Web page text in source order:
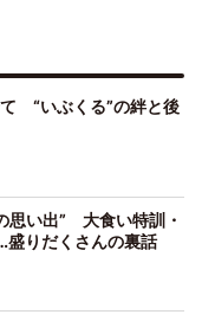
“いぶくる”の絆と後
思い出” 大食い特訓・
盛りだくさんの裏話